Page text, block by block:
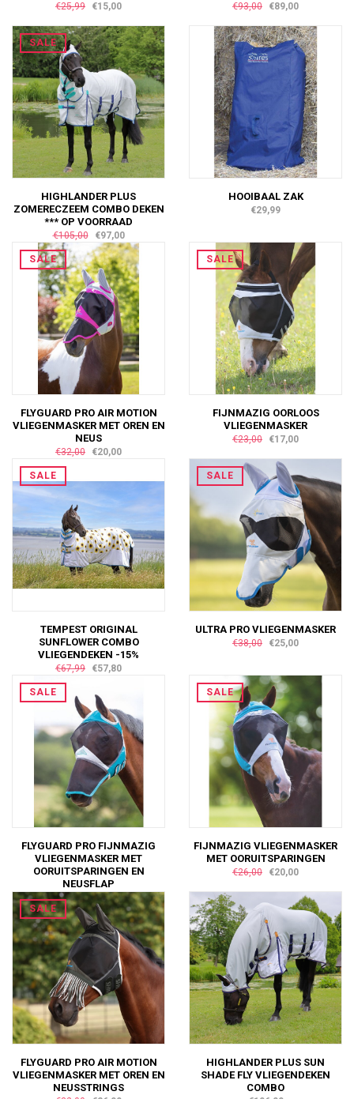
€25,99 €15,00 €93,00 €89,00
SALE
HIGHLANDER PLUS
ZOMERECZEEM COMBO DEKEN
*** OP VOORRAAD
€105,00 €97,00
HOOIBAAL ZAK
€29,99
SALE
FLYGUARD PRO AIR MOTION
VLIEGENMASKER MET OREN EN
NEUS
€32,00 €20,00
SALE
FIJNMAZIG OORLOOS
VLIEGENMASKER
€23,00 €17,00
SALE
TEMPEST ORIGINAL
SUNFLOWER COMBO
VLIEGENDEKEN -15%
€67,99 €57,80
SALE
ULTRA PRO VLIEGENMASKER
€38,00 €25,00
SALE
FLYGUARD PRO FIJNMAZIG
VLIEGENMASKER MET
OORUITSPARINGEN EN
NEUSFLAP
€28,00 €15,00
SALE
FIJNMAZIG VLIEGENMASKER
MET OORUITSPARINGEN
€26,00 €20,00
SALE
FLYGUARD PRO AIR MOTION
VLIEGENMASKER MET OREN EN
NEUSSTRINGS
HIGHLANDER PLUS SUN
SHADE FLY VLIEGENDEKEN
COMBO